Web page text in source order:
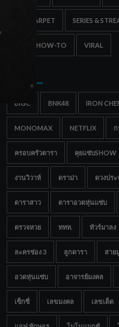
RED CARPET SERIES &
TIPS & HOW-TO VIRAL
BIGC BNK48 IRON
MONOMAX NETFLIX
ครอบครัวดารา คุยแซ่บSHOW
งานวิวาห์ ดราม่า ดวงปร
ดาราสาว ดาราอวดหุ่นแซ่บ
ตรวจหวย ททท. ทัวร์มาลง
ละครช่อง 3 ลูกดารา สาย
อวดหุ่นแซ่บ อาจารย์มงคล
เซ็กซี่ เลขมงคล เลขเด็ด